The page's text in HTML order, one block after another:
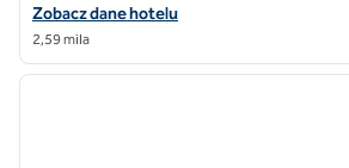
Zobacz szczegóły hotelu Hilton London
Zobacz dane hotelu
2,59 mila
1 z 12